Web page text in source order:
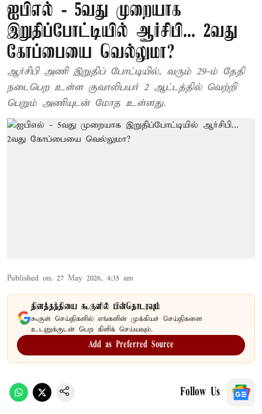
ஐபிஎல் - 5வது முறையாக
இறுதிப்போட்டியில் ஆர்சிபி... 2வது
கோப்பையை வெல்லுமா?
ஆர்சிபி அணி இறுதிப் போட்டியில், வரும் 29-ம் தேதி
நடைபெற உள்ள குவாலிபயர் 2 ஆட்டத்தில் வெற்றி
பெறும் அணியுடன் மோத உள்ளது.
Published on: 27 May 2026, 4:35 am
தினத்தந்தியை கூகுளில் பின்தொடரவும்
கூகுள் செய்திகளில் எங்களின் முக்கியச் செய்திகளை
உடனுக்குடன் பெற கிளிக் செய்யவும்.
Add as Preferred Source
Follow Us